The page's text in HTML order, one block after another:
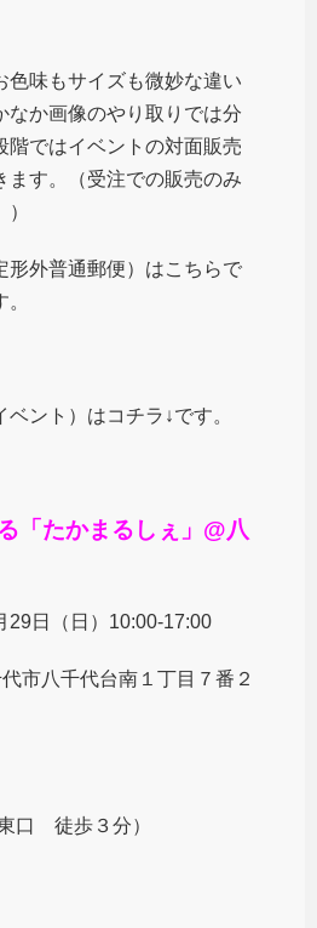
色味もサイズも微妙な違い
なか画像のやり取りでは分
階ではイベントの対面販売
ます。（受注での販売のみ
形外普通郵便）はこちらで
ント）はコチラ↓です。
「たかまるしぇ」@八
日（日）10:00-17:00
市八千代台南１丁目７番２
口 徒歩３分）